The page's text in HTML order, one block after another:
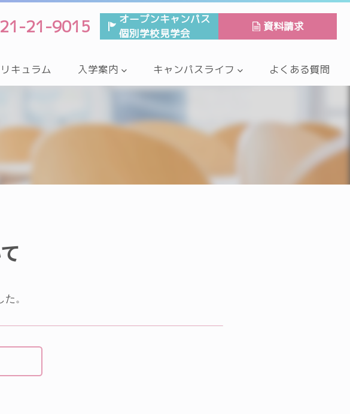
キュラム 入学案内 キャンパスライフ よくある質問
21-9015
オープンキャンパス
個別学校見学会
資料請求
。